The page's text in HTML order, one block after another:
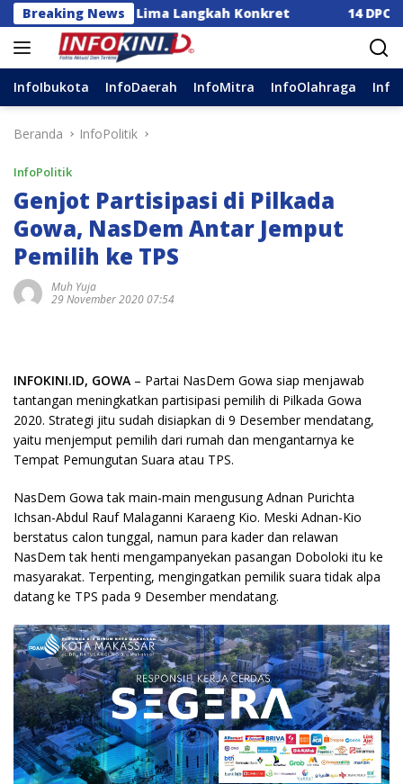
Langsung
ke
konten
Breaking News
Lima Langkah Konkret 14 DPC Terima SK
InfoIbukota InfoDaerah InfoMitra InfoOlahraga
Beranda InfoPolitik
InfoPolitik
Genjot Partisipasi di Pilkada
Gowa, NasDem Antar Jemput
Pemilih ke TPS
Muh Yuja
29 November 2020 07:54
INFOKINI.ID, GOWA – Partai NasDem Gowa siap menjawab
tantangan meningkatkan partisipasi pemilih di Pilkada Gowa
2020. Strategi jitu sudah disiapkan di 9 Desember mendatang,
yaitu menjemput pemilih dari rumah dan mengantarnya ke
Tempat Pemungutan Suara atau TPS.
NasDem Gowa tak main-main mengusung Adnan Purichta
Ichsan-Abdul Rauf Malaganni Karaeng Kio. Meski Adnan-Kio
berstatus calon tunggal, namun para kader dan relawan
NasDem tak henti mengampanyekan pasangan Doboloki itu ke
masyarakat. Terpenting, mengingatkan pemilik suara tidak alpa
datang ke TPS pada 9 Desember mendatang.